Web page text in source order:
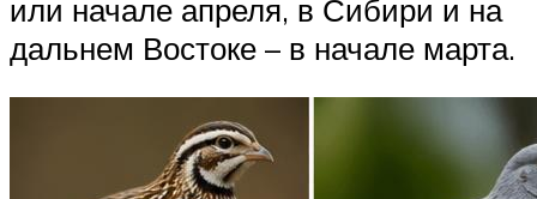
или начале апреля, в Сибири и на
дальнем Востоке – в начале марта.